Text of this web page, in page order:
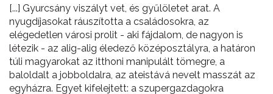
[...] Gyurcsány viszályt vet, és gyűlöletet arat. A
nyugdíjasokat ráuszította a családosokra, az
elégedetlen városi prolit - aki fájdalom, de nagyon is
létezik - az alig-alig éledező középosztályra, a határon
túli magyarokat az itthoni manipulált tömegre, a
baloldalt a jobboldalra, az ateistává nevelt masszát az
egyházra. Egyet kifelejtett: a szupergazdagokra